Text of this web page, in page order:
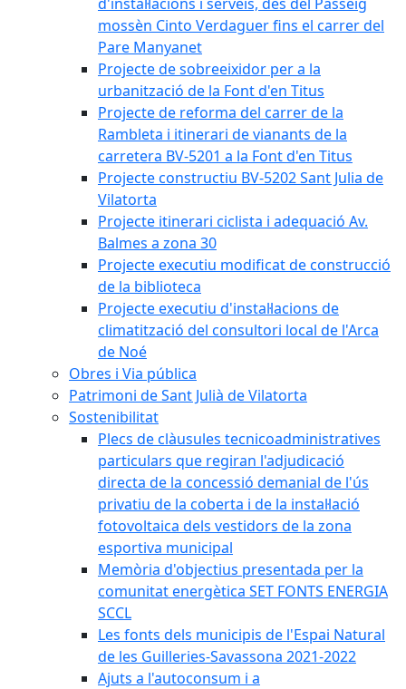
mossèn Cinto Verdaguer fins el carrer del
Pare Manyanet
Projecte de sobreeixidor per a la
urbanització de la Font d'en Titus
Projecte de reforma del carrer de la
Rambleta i itinerari de vianants de la
carretera BV-5201 a la Font d'en Titus
Projecte constructiu BV-5202 Sant Julia de
Vilatorta
Projecte itinerari ciclista i adequació Av.
Balmes a zona 30
Projecte executiu modificat de construcció
de la biblioteca
Projecte executiu d'instal·lacions de
climatització del consultori local de l'Arca
de Noé
Obres i Via pública
Patrimoni de Sant Julià de Vilatorta
Sostenibilitat
Plecs de clàusules tecnicoadministratives
particulars que regiran l'adjudicació
directa de la concessió demanial de l'ús
privatiu de la coberta i de la instal·lació
fotovoltaica dels vestidors de la zona
esportiva municipal
Memòria d'objectius presentada per la
comunitat energètica SET FONTS ENERGIA
SCCL
Les fonts dels municipis de l'Espai Natural
de les Guilleries-Savassona 2021-2022
Ajuts a l'autoconsum i a